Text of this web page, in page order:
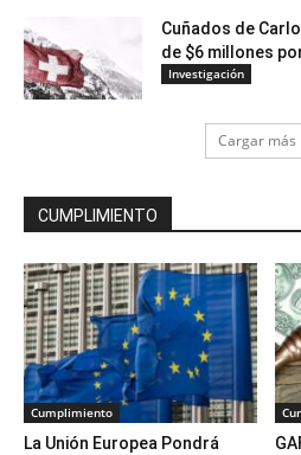
Cuñados de
de $6 millones
Investigación
Cargar más
CUMPLIMIENTO
Cumplimiento
La Unión Europea Pondrá